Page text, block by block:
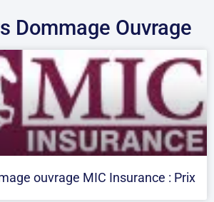
Dommage Ouvrage
ouvrage MIC Insurance : Prix